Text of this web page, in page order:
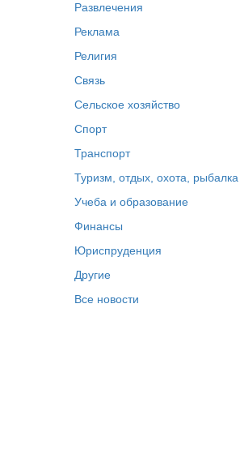
Развлечения
Реклама
Религия
Связь
Сельское хозяйство
Спорт
Транспорт
Туризм, отдых, охота, рыбалка
Учеба и образование
Финансы
Юриспруденция
Другие
Все новости